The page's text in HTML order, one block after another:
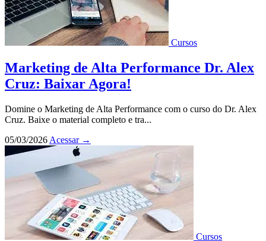
Cursos
Marketing de Alta Performance Dr. Alex
Cruz: Baixar Agora!
Domine o Marketing de Alta Performance com o curso do Dr. Alex
Cruz. Baixe o material completo e tra...
05/03/2026 Acessar →
Cursos